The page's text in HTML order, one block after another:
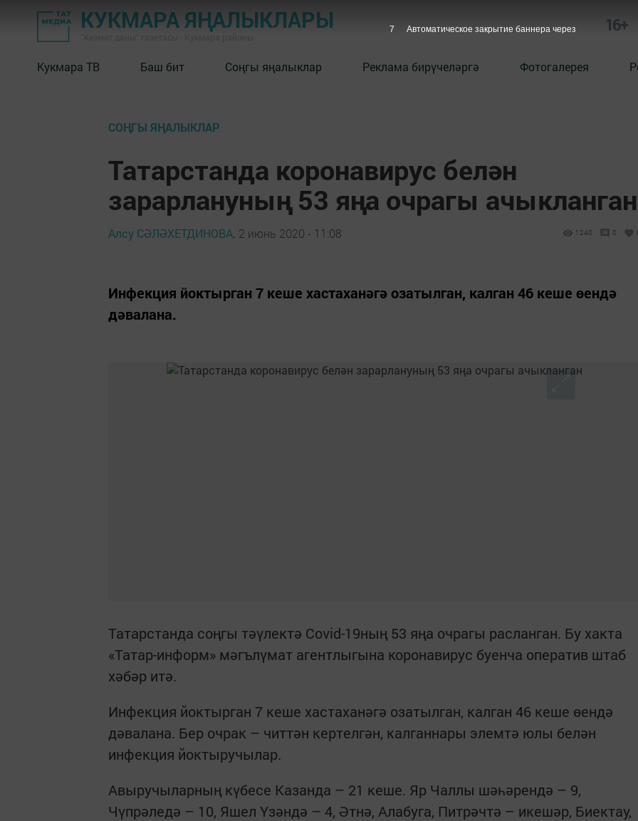
КУКМАРА ЯҢАЛЫКЛАРЫ 16+
Кукмара ТВ Баш бит Соңгы яңалыклар Реклама бирүчеләргә Фотогалерея
СОҢГЫ ЯҢАЛЫКЛАР
Татарстанда коронавирус белән
зарарлануның 53 яңа очрагы ачыкланган
Алсу СӘЛӘХЕТДИНОВА, 2 июнь 2020 - 11:08 1240 0
Инфекция йоктырган 7 кеше хастаханәгә озатылган, калган 46 кеше өендә
дәвалана.
Татарстанда соңгы тәүлектә Covid-19ның 53 яңа очрагы расланган. Бу хакта
«Татар-информ» мәгълүмат агентлыгына коронавирус буенча оператив штаб
хәбәр итә.
Инфекция йоктырган 7 кеше хастаханәгә озатылган, калган 46 кеше өендә
дәвалана. Бер очрак – читтән кертелгән, калганнары элемтә юлы белән
инфекция йоктыручылар.
Авыручыларның күбесе Казанда – 21 кеше. Яр Чаллы шәһәрендә – 9,
Чүпрәледә – 10, Яшел Үзәндә – 4, Әтнә, Алабуга, Питрәчтә – икешәр, Биектау,
6 Автоматическое закрытие баннера через